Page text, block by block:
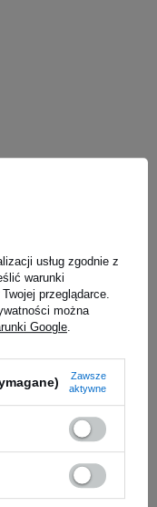
usług zgodnie z
warunki
przeglądarce.
można
Google.
Zawsze
aktywne